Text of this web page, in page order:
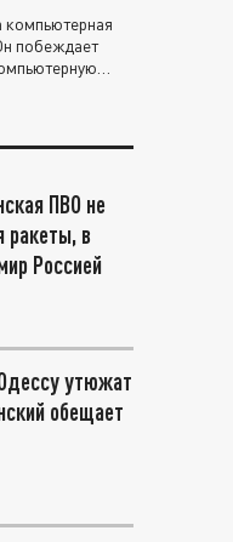
компьютерная
побеждает
ПВО не
ракеты, в
Россией
утюжат
обещает